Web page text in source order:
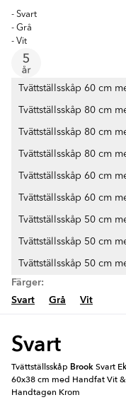
- Svart
- Grå
- Vit
Tvättställsskåp 60 cm
Tvättställsskåp 80 cm
Tvättställsskåp 80 cm
Tvättställsskåp 80 cm
Tvättställsskåp 60 cm
Tvättställsskåp 60 cm
Tvättställsskåp 50 cm
Tvättställsskåp 50 cm
Tvättställsskåp 50 cm
Färger:
Svart
Grå Vit
Svart
Tvättställsskåp BrookSvart
60x38 cm med Handfat Vit &
Handtagen Krom